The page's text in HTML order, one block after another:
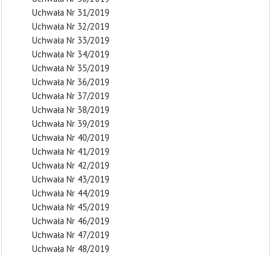
Uchwała Nr 31/2019
Uchwała Nr 32/2019
Uchwała Nr 33/2019
Uchwała Nr 34/2019
Uchwała Nr 35/2019
Uchwała Nr 36/2019
Uchwała Nr 37/2019
Uchwała Nr 38/2019
Uchwała Nr 39/2019
Uchwała Nr 40/2019
Uchwała Nr 41/2019
Uchwała Nr 42/2019
Uchwała Nr 43/2019
Uchwała Nr 44/2019
Uchwała Nr 45/2019
Uchwała Nr 46/2019
Uchwała Nr 47/2019
Uchwała Nr 48/2019